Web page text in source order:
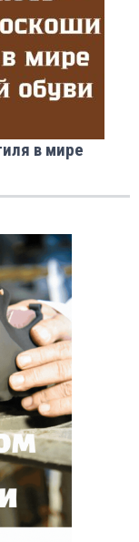
в мире